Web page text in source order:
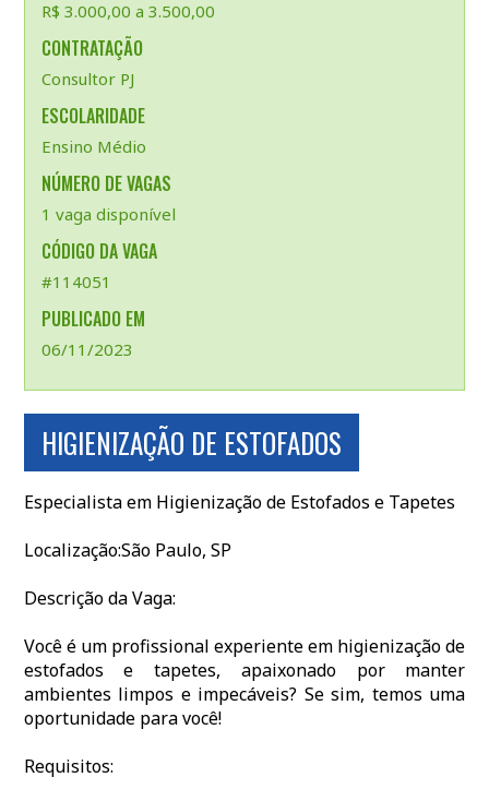
R$ 3.000,00 a 3.500,00
CONTRATAÇÃO
Consultor PJ
ESCOLARIDADE
Ensino Médio
NÚMERO DE VAGAS
1 vaga disponível
CÓDIGO DA VAGA
#114051
PUBLICADO EM
06/11/2023
HIGIENIZAÇÃO DE ESTOFADOS
Especialista em Higienização de Estofados e Tapetes
Localização:São Paulo, SP
Descrição da Vaga:
Você é um profissional experiente em higienização de
estofados e tapetes, apaixonado por manter
ambientes limpos e impecáveis? Se sim, temos uma
oportunidade para você!
Requisitos: